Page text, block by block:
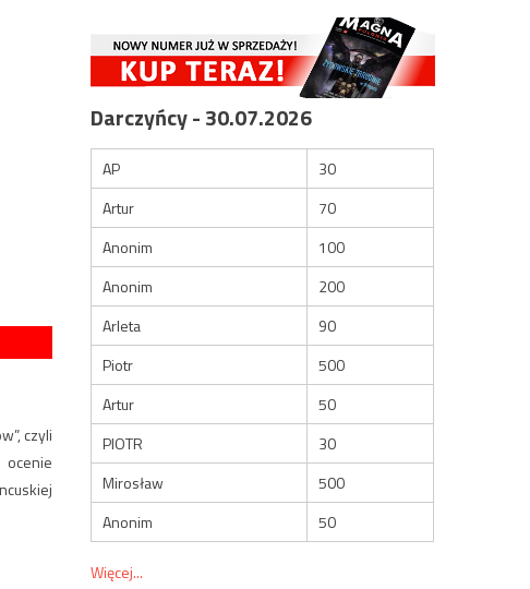
czyli
Darczyńcy - 30.07.2026
AP
30
Artur
70
Anonim
100
Anonim
200
Arleta
90
Piotr
500
Artur
50
PIOTR
30
Mirosław
500
Anonim
50
Więcej...